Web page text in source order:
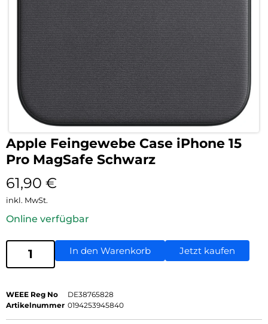
Apple Feingewebe Case iPhone 15
Pro MagSafe Schwarz
61,90 €
inkl. MwSt.
Online verfügbar
In den Warenkorb Jetzt kaufen
WEEE Reg No
DE38765828
Artikelnummer 0194253945840